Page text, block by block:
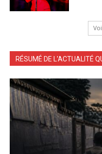
RÉSUMÉ DE L'ACTUALITÉ